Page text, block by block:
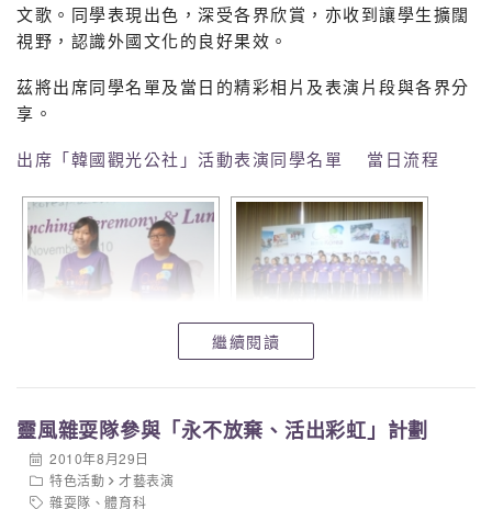
文歌。同學表現出色，深受各界欣賞，亦收到讓學生擴闊
視野，認識外國文化的良好果效。
茲將出席同學名單及當日的精彩相片及表演片段與各界分
享。
出席「韓國觀光公社」活動表演同學名單
當日流程
繼續閱讀
靈風雜耍隊參與「永不放棄、活出彩虹」計劃
2010年8月29日
特色活動
才藝表演
雜耍隊 、體育科